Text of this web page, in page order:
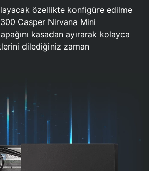
özellikte konfigüre edilme
Casper Nirvana Mini
kasadan ayırarak kolayca
dilediğiniz zaman